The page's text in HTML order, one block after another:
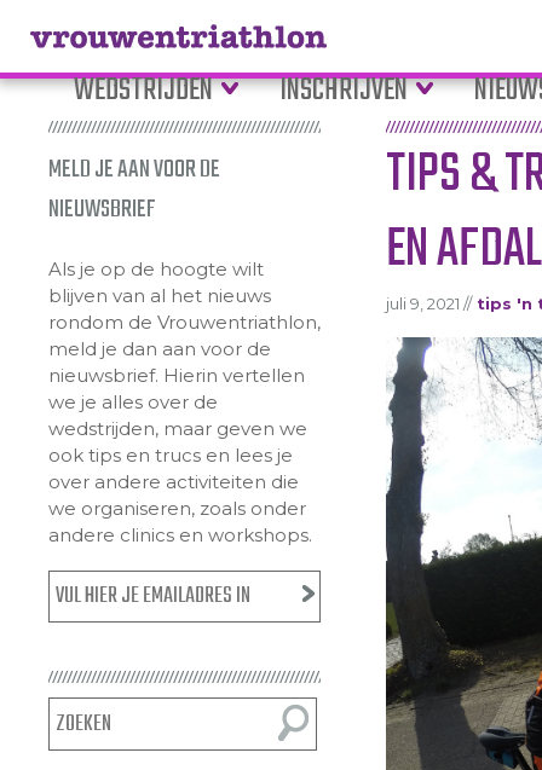
WEDSTRIJDEN INSCHRIJVEN
MELD JE AAN VOOR DE
NIEUWSBRIEF
Als je op de hoogte wilt
blijven van al het nieuws
rondom de Vrouwentriathlon,
meld je dan aan voor de
nieuwsbrief. Hierin vertellen
we je alles over de
wedstrijden, maar geven we
ook tips en trucs en lees je
over andere activiteiten die
we organiseren, zoals onder
andere clinics en workshops.
TIPS &
EN
juli 9, 2021 // tips 'n